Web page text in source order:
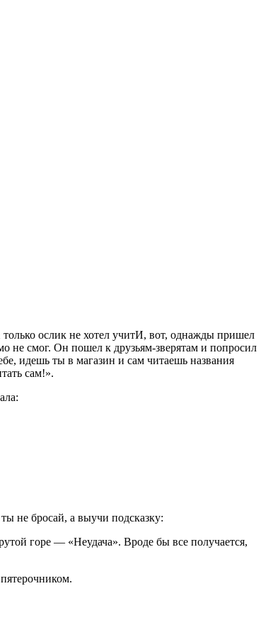
ослик не хотел учитИ, вот, однажды пришел
не смог. Он пошел к друзьям-зверятам и попросил
идешь ты в магазин и сам читаешь названия
сам!».
не бросай, а выучи подсказку:
горе — «Неудача». Вроде бы все получается,